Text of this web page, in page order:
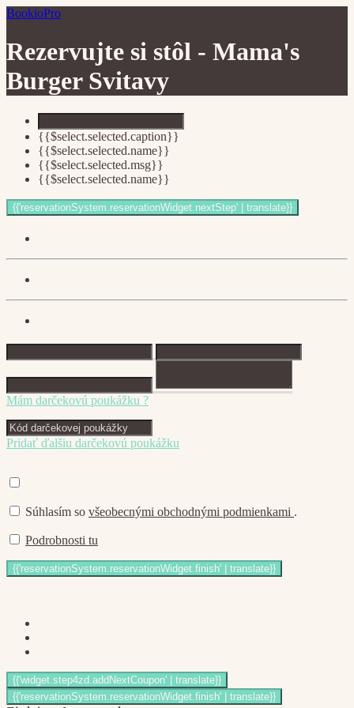
BookioPro
Rezervujte si stôl - Mama's
Burger Svitavy
{{$select.selected.caption}}
{{$select.selected.name}}
{{$select.selected.msg}}
{{$select.selected.name}}
Mám darčekovú poukážku ?
Pridať ďalšiu darčekovú poukážku
Súhlasím so všeobecnými obchodnými podmienkami .
Podrobnosti tu